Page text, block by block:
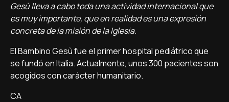
Gesù lleva a cabo toda una actividad internacional que
es muy importante, que en realidad es una expresión
concreta de la misión de la Iglesia.
El Bambino Gesù fue el primer hospital pediátrico que
se fundó en Italia. Actualmente, unos 300 pacientes son
acogidos con carácter humanitario.
CA